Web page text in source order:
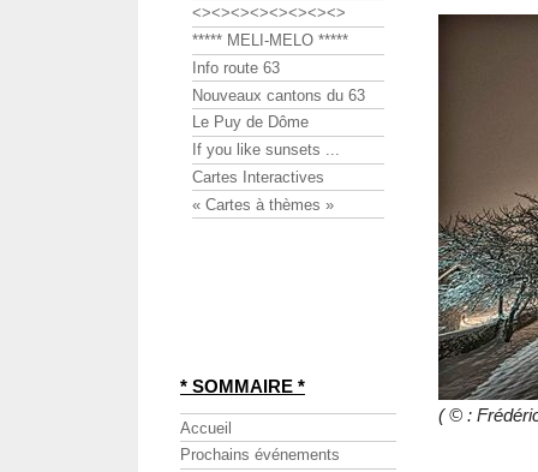
( © :
<><><><><><><><>
***** MELI-MELO *****
Info route 63
Nouveaux cantons du 63
Le Puy de Dôme
If you like sunsets ...
Cartes Interactives
« Cartes à thèmes »
* SOMMAIRE *
Accueil
Prochains événements